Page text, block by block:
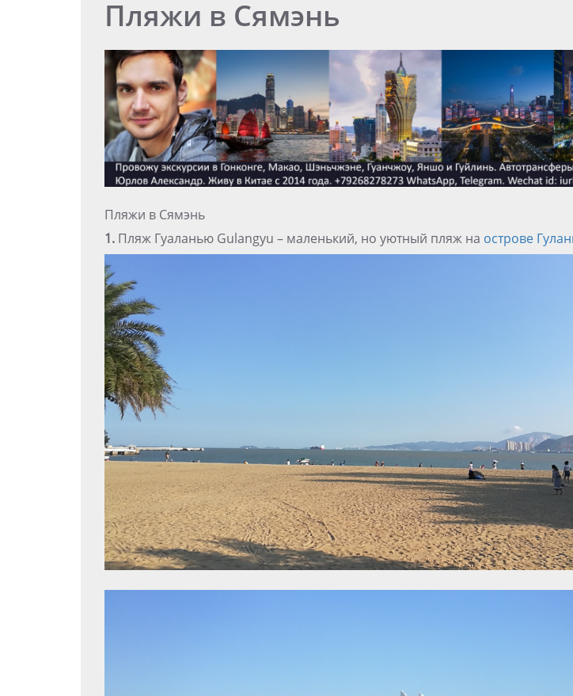
Пляжи в Сямэнь
Пляжи в Сямэнь
1. Пляж Гуаланью Gulangyu – маленький, но уютный пляж на острове